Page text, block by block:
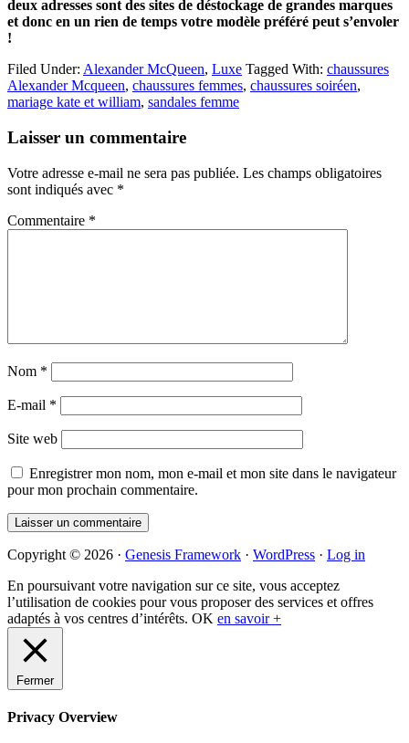
deux adresses sont des sites de déstockage de grandes marques
et donc en un rien de temps votre modèle préféré peut s’envoler
!
Filed Under: Alexander McQueen, Luxe Tagged With: chaussures
Alexander Mcqueen, chaussures femmes, chaussures soiréen,
mariage kate et william, sandales femme
Reader
Laisser un commentaire
Votre adresse e-mail ne sera pas publiée. Les champs obligatoires
sont indiqués avec *
Commentaire *
Nom *
E-mail *
Site web
Enregistrer mon nom, mon e-mail et mon site dans le navigateur
pour mon prochain commentaire.
Primary
Sidebar
Copyright © 2026 · Genesis Framework · WordPress · Log in
En poursuivant votre navigation sur ce site, vous acceptez
l’utilisation de cookies pour vous proposer des services et offres
adaptés à vos centres d’intérêts. OK en savoir +
Fermer
Privacy Overview